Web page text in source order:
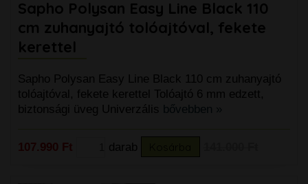
Sapho Polysan Easy Line Black 110
cm zuhanyajtó tolóajtóval, fekete
kerettel
Sapho Polysan Easy Line Black 110 cm zuhanyajtó
tolóajtóval, fekete kerettel Tolóajtó 6 mm edzett,
biztonsági üveg Univerzális
bővebben »
107.990 Ft darab